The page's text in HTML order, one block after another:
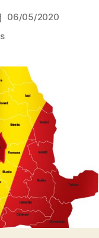
06/05/2020
on
a
decis:
limba
maghiară
nu
va
fi
oficială
în
administrațiile
publice
locale